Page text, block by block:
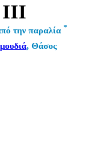
III
την παραλία *
, Θάσος